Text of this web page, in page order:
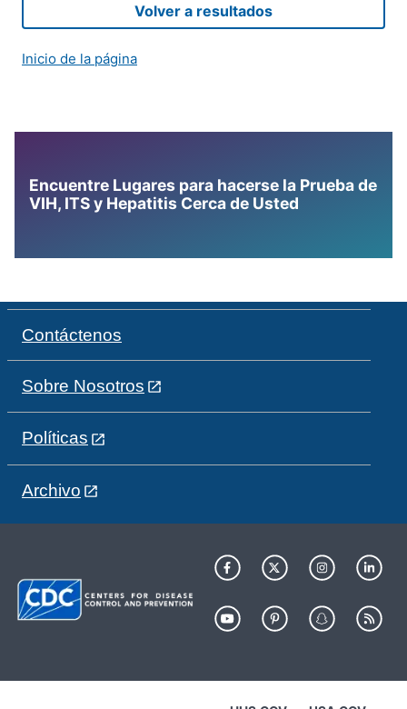
Volver a resultados
Inicio de la página
Encuentre Lugares para hacerse la Prueba de
VIH, ITS y Hepatitis Cerca de Usted
Contáctenos
Sobre Nosotros
Políticas
Archivo